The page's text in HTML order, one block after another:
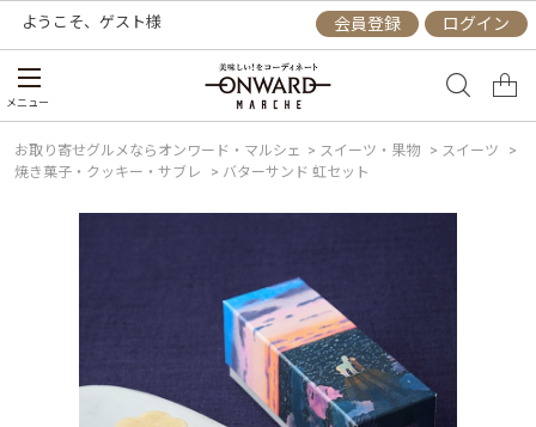
ようこそ、 ゲスト様 会員登録 ログイン
メニュー
お取り寄せグルメならオンワード・マルシェ > スイーツ・果物 > スイーツ
>
焼き菓子・クッキー・サブレ
> バターサンド 虹セット